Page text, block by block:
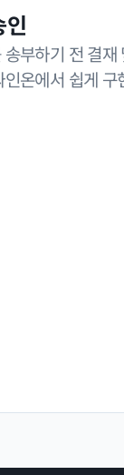
인
부하기 전 결재
인온에서 쉽게 구